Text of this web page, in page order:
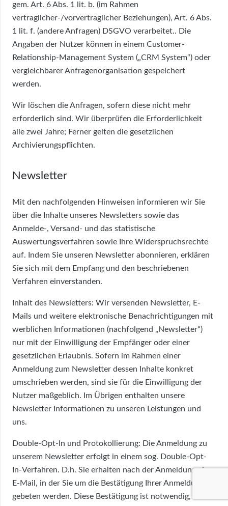
gem. Art. 6 Abs. 1 lit. b. (im Rahmen
vertraglicher-/vorvertraglicher Beziehungen), Art. 6 Abs.
1 lit. f. (andere Anfragen) DSGVO verarbeitet.. Die
Angaben der Nutzer können in einem Customer-
Relationship-Management System („CRM System“) oder
vergleichbarer Anfragenorganisation gespeichert
werden.
Wir löschen die Anfragen, sofern diese nicht mehr
erforderlich sind. Wir überprüfen die Erforderlichkeit
alle zwei Jahre; Ferner gelten die gesetzlichen
Archivierungspflichten.
Newsletter
Mit den nachfolgenden Hinweisen informieren wir Sie
über die Inhalte unseres Newsletters sowie das
Anmelde-, Versand- und das statistische
Auswertungsverfahren sowie Ihre Widerspruchsrechte
auf. Indem Sie unseren Newsletter abonnieren, erklären
Sie sich mit dem Empfang und den beschriebenen
Verfahren einverstanden.
Inhalt des Newsletters: Wir versenden Newsletter, E-
Mails und weitere elektronische Benachrichtigungen mit
werblichen Informationen (nachfolgend „Newsletter“)
nur mit der Einwilligung der Empfänger oder einer
gesetzlichen Erlaubnis. Sofern im Rahmen einer
Anmeldung zum Newsletter dessen Inhalte konkret
umschrieben werden, sind sie für die Einwilligung der
Nutzer maßgeblich. Im Übrigen enthalten unsere
Newsletter Informationen zu unseren Leistungen und
uns.
Double-Opt-In und Protokollierung: Die Anmeldung zu
unserem Newsletter erfolgt in einem sog. Double-Opt-
In-Verfahren. D.h. Sie erhalten nach der Anmeldung eine
E-Mail, in der Sie um die Bestätigung Ihrer Anmeldung
gebeten werden. Diese Bestätigung ist notwendig, damit